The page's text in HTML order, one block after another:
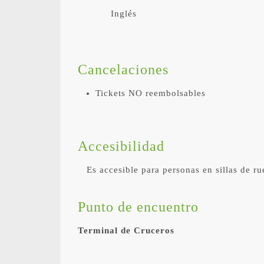
Inglés
Cancelaciones
Tickets NO reembolsables
Accesibilidad
Es accesible para personas en sillas de
Punto de encuentro
Terminal de Cruceros